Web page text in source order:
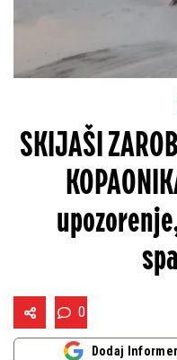
SKIJAŠI
0
Dodaj